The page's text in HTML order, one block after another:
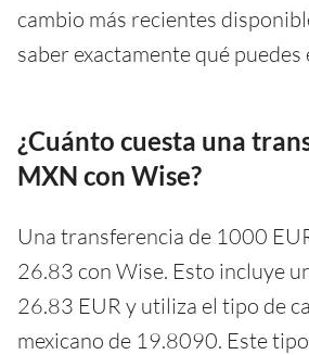
cambio más recientes
saber exactamente qué puedes
¿Cuánto cuesta una
MXN con Wise?
Una transferencia de 1000
26.83 con Wise. Esto incluye
26.83 EUR y utiliza el tipo de
mexicano de 19.8090. Este